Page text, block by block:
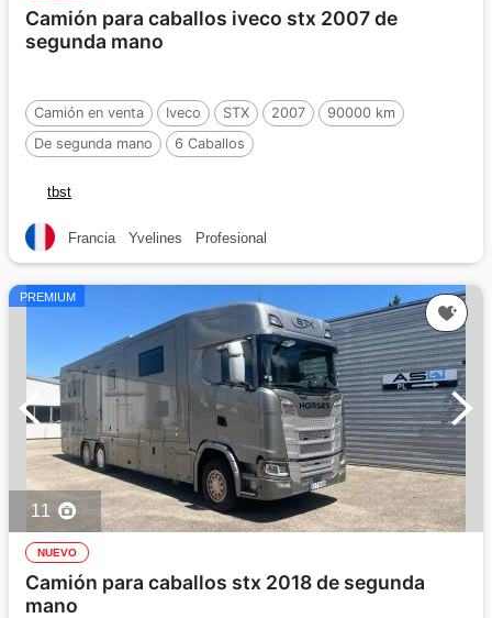
Camión para caballos iveco stx 2007 de
segunda mano
Camión en venta Iveco STX 2007
90000 km
De segunda mano
6 Caballos
tbst
Francia Yvelines Profesional
PREMIUM
11
NUEVO
Camión para caballos stx 2018 de segunda
mano